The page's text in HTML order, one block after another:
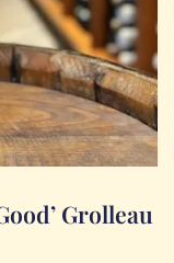
Grolleau